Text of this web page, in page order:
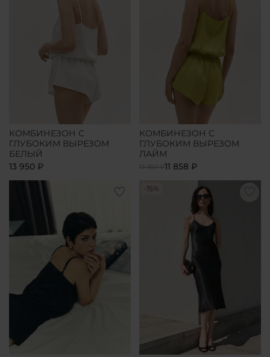
КОМБИНЕЗОН С
ГЛУБОКИМ ВЫРЕЗОМ
БЕЛЫЙ
13 950 ₽
КОМБИНЕЗОН С
ГЛУБОКИМ ВЫРЕЗОМ
ЛАЙМ
13 950 ₽11 858 ₽
-15%